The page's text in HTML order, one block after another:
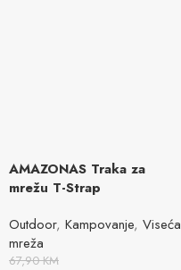
AMAZONAS Traka za
mrežu T-Strap
Outdoor, Kampovanje, Viseća
mreža
67,90KM